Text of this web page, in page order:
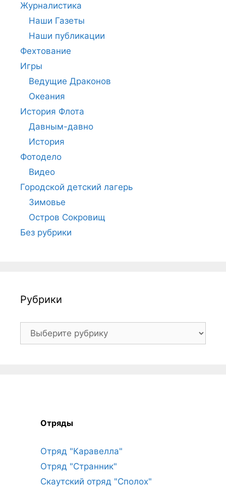
Журналистика
Наши Газеты
Наши публикации
Фехтование
Игры
Ведущие Драконов
Океания
История Флота
Давным-давно
История
Фотодело
Видео
Городской детский лагерь
Зимовье
Остров Сокровищ
Без рубрики
Рубрики
Рубрики
Отряды
Отряд "Каравелла"
Отряд "Странник"
Скаутский отряд "Сполох"